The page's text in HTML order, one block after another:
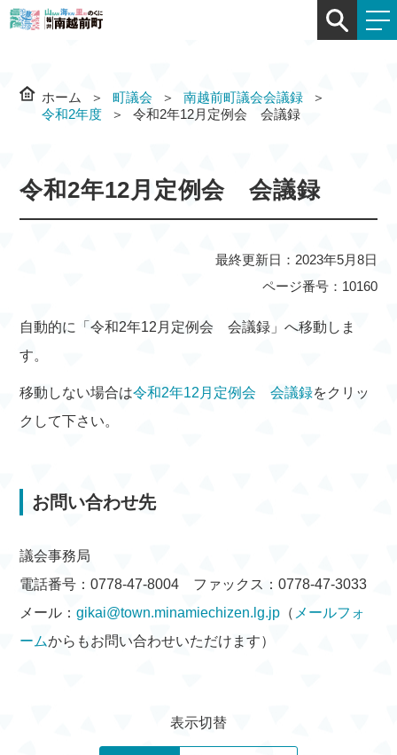
ホーム 町議会
南越前町議会会議録
令和2年度
令和2年12月定例会 会議録
令和2年12月定例会 会議録
最終更新日：2023年5月8日
ページ番号：10160
自動的に「令和2年12月定例会 会議録」へ移動しま
す。
移動しない場合は令和2年12月定例会 会議録をクリッ
クして下さい。
お問い合わせ先
議会事務局
電話番号：0778-47-8004 ファックス：0778-47-3033
メール：gikai@town.minamiechizen.lg.jp （ メールフォ
ームからもお問い合わせいただけます）
表示切替